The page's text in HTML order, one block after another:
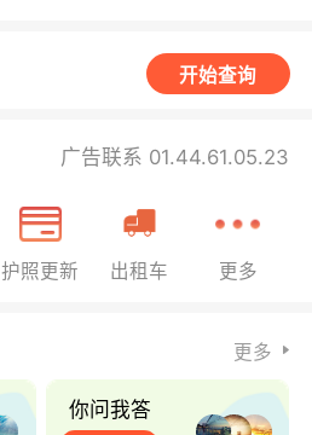
开始查询
广告联系 01.44.61.05.23
护照更新 出租车 更多
更多
你问我答